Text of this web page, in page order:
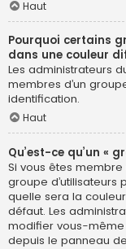
Haut
Pourquoi certains
dans une couleur
Les administrateurs
membres d’un
identification.
Haut
Qu’est-ce qu’un «
Si vous êtes membre
groupe
quelle sera la
défaut. Les
modifier vous-même
depuis le panneau